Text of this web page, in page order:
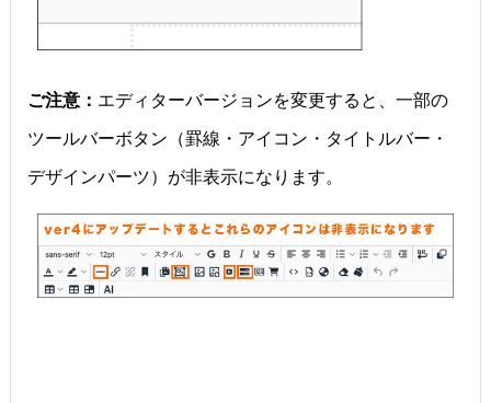
ご注意： エディターバージョンを変更すると、一部の
ツールバーボタン（罫線・アイコン・タイトルバー・
デザインパーツ）が非表示になります。